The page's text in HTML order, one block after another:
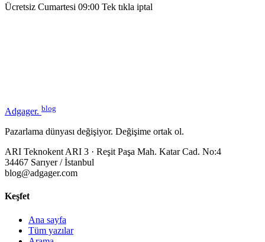
Ücretsiz Cumartesi 09:00 Tek tıkla iptal
Adgager. blog
Pazarlama dünyası değişiyor. Değişime ortak ol.
ARI Teknokent ARI 3 · Reşit Paşa Mah. Katar Cad. No:4
34467 Sarıyer / İstanbul
blog@adgager.com
Keşfet
Ana sayfa
Tüm yazılar